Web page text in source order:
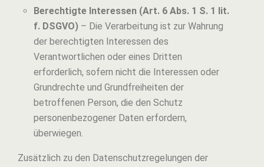
Berechtigte Interessen (Art. 6 Abs. 1 S. 1 lit.
f. DSGVO)– Die Verarbeitung ist zur Wahrung
der berechtigten Interessen des
Verantwortlichen oder eines Dritten
erforderlich, sofern nicht die Interessen oder
Grundrechte und Grundfreiheiten der
betroffenen Person, die den Schutz
personenbezogener Daten erfordern,
überwiegen.
Zusätzlich zu den Datenschutzregelungen der